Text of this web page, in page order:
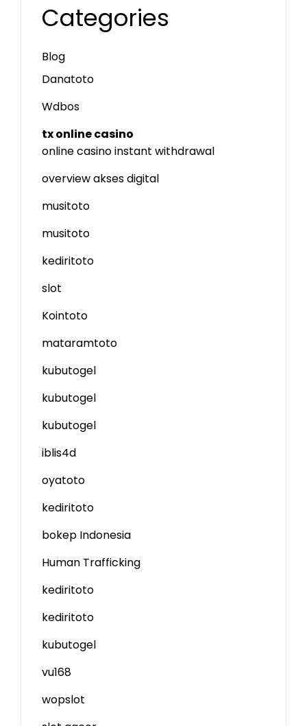
Categories
Blog
Danatoto
Wdbos
tx online casino
online casino instant withdrawal
overview akses digital
musitoto
musitoto
kediritoto
slot
Kointoto
mataramtoto
kubutogel
kubutogel
kubutogel
iblis4d
oyatoto
kediritoto
bokep Indonesia
Human Trafficking
kediritoto
kediritoto
kubutogel
vu168
wopslot